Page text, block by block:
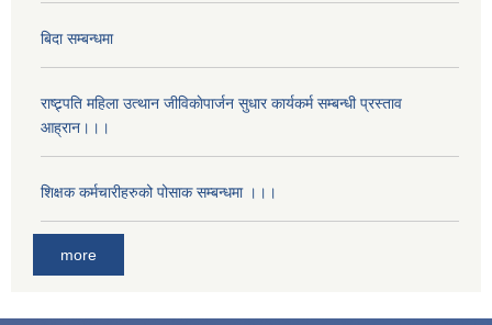
बिदा सम्बन्धमा
राष्ट्र्पति महिला उत्थान जीविकाेपार्जन सुधार कार्यकर्म सम्बन्धी प्रस्ताव
आह्रान।।।
शिक्षक कर्मचारीहरुको पोसाक सम्बन्धमा ।।।
more